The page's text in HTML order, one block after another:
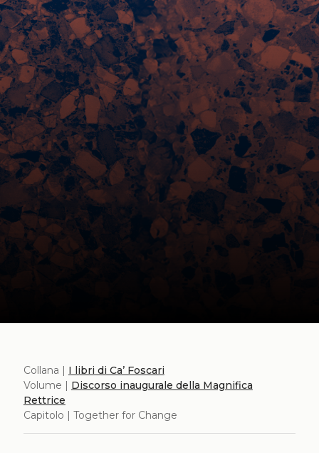
Collana | I libri di Ca’ Foscari
Volume | Discorso inaugurale della Magnifica
Rettrice
Capitolo | Together for Change